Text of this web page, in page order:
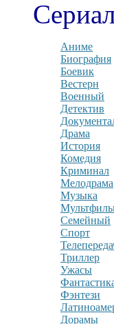
Аниме
Биография
Боевик
Вестерн
Военный
Детектив
Драма
История
Комедия
Криминал
Мелодрама
Музыка
Семейный
Спорт
Триллер
Ужасы
Фэнтези
Дорамы